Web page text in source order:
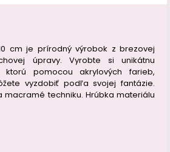
cm je prírodný výrobok z brezovej
úpravy. Vyrobte si unikátnu
ktorú pomocou akrylových farieb,
vyzdobiť podľa svojej fantázie.
macramé techniku. Hrúbka materiálu